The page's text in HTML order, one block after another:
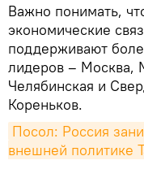
Важно понимать,
экономические
поддерживают
лидеров – Москва,
Челябинская и
Кореньков.
Посол: Россия
внешней политике